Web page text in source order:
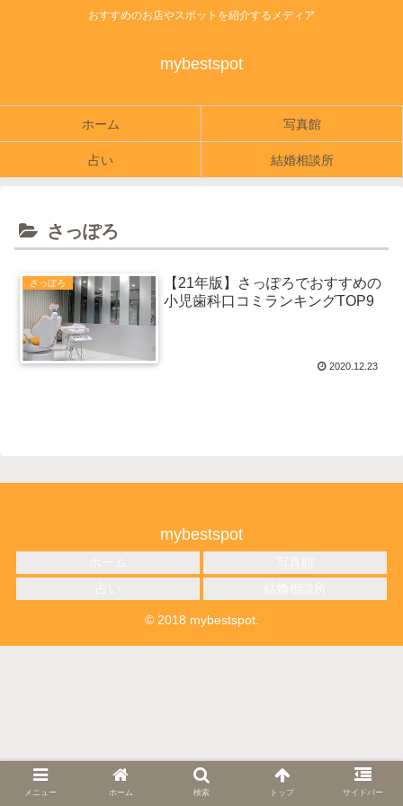
おすすめのお店やスポットを紹介するメディア
mybestspot
ホーム 写真館
占い 結婚相談所
さっぽろ
さっぽろ
【21年版】さっぽろでおすすめの
小児歯科口コミランキングTOP9
2020.12.23
mybestspot
© 2018 mybestspot.
メニュー ホーム 検索 トップ サイドバー